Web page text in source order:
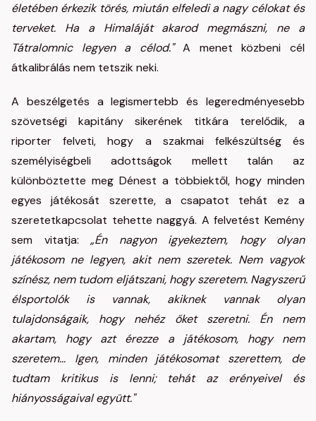
életében érkezik törés, miután elfeledi a nagy célokat és
terveket. Ha a Himaláját akarod megmászni, ne a
Tátralomnic legyen a célod."A menet közbeni cél
átkalibrálás nem tetszik neki.
A beszélgetés a legismertebb és legeredményesebb
szövetségi kapitány sikerének titkára terelődik, a
riporter felveti, hogy a szakmai felkészültség és
személyiségbeli adottságok mellett talán az
különböztette meg Dénest a többiektől, hogy minden
egyes játékosát szerette, a csapatot tehát ez a
szeretetkapcsolat tehette naggyá. A felvetést Kemény
sem vitatja: „Én nagyon igyekeztem, hogy olyan
játékosom ne legyen, akit nem szeretek. Nem vagyok
színész, nem tudom eljátszani, hogy szeretem. Nagyszerű
élsportolók is vannak, akiknek vannak olyan
tulajdonságaik, hogy nehéz őket szeretni. Én nem
akartam, hogy azt érezze a játékosom, hogy nem
szeretem... Igen, minden játékosomat szerettem, de
tudtam kritikus is lenni; tehát az erényeivel és
hiányosságaival együtt."